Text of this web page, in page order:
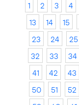
1 2 3 4
13
14 15
23
24 25
32
33 34
41
42 43
50
51 52